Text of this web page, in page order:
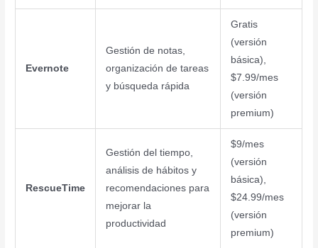
Evernote
Gestión de notas,
organización de tareas
y búsqueda rápida
Gratis
(versión
básica),
$7.99/mes
(versión
premium)
RescueTime
Gestión del tiempo,
análisis de hábitos y
recomendaciones para
mejorar la
productividad
$9/mes
(versión
básica),
$24.99/mes
(versión
premium)